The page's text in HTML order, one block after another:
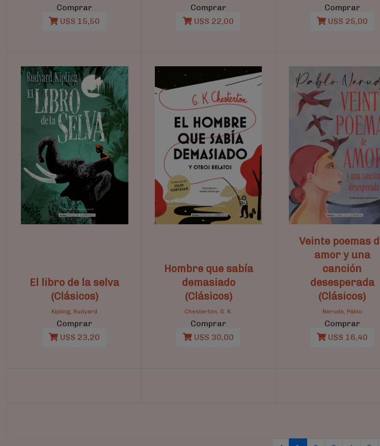
Comprar
U$S 15,50
Comprar
U$S 22,00
Comprar
U$S 25,00
El libro de la selva
(Clásicos)
Kipling, Rudyard
Comprar
U$S 23,20
Hombre que sabía
demasiado
(Clásicos)
Chesterton, G. K.
Comprar
U$S 30,00
Veinte poemas
amor y una
canción
desesperada
(Clásicos)
Neruda, Pablo
Comprar
U$S 16,40